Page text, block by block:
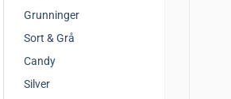
Grunninger
Sort & Grå
Candy
Silver